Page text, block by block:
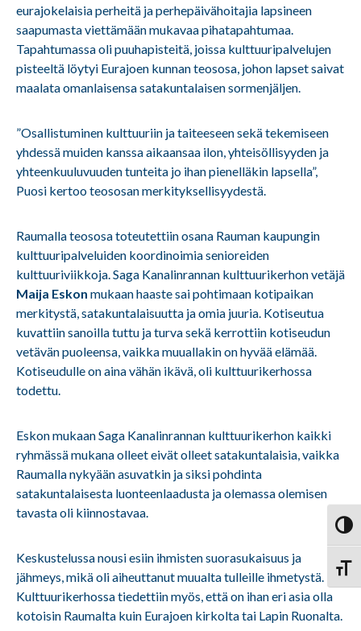
eurajokelaisia perheitä ja perhepäivähoitajia lapsineen
saapumasta viettämään mukavaa pihatapahtumaa.
Tapahtumassa oli puuhapisteitä, joissa kulttuuripalvelujen
pisteeltä löytyi Eurajoen kunnan teososa, johon lapset saivat
maalata omanlaisensa satakuntalaisen sormenjäljen.
”Osallistuminen kulttuuriin ja taiteeseen sekä tekemiseen
yhdessä muiden kanssa aikaansaa ilon, yhteisöllisyyden ja
yhteenkuuluvuuden tunteita jo ihan pienelläkin lapsella”,
Puosi kertoo teososan merkityksellisyydestä.
Raumalla teososa toteutettiin osana Rauman kaupungin
kulttuuripalveluiden koordinoimia senioreiden
kulttuuriviikkoja. Saga Kanalinrannan kulttuurikerhon vetäjä
Maija Eskon mukaan haaste sai pohtimaan kotipaikan
merkitystä, satakuntalaisuutta ja omia juuria. Kotiseutua
kuvattiin sanoilla tuttu ja turva sekä kerrottiin kotiseudun
vetävän puoleensa, vaikka muuallakin on hyvää elämää.
Kotiseudulle on aina vähän ikävä, oli kulttuurikerhossa
todettu.
Eskon mukaan Saga Kanalinrannan kulttuurikerhon kaikki
ryhmässä mukana olleet eivät olleet satakuntalaisia, vaikka
Raumalla nykyään asuvatkin ja siksi pohdinta
satakuntalaisesta luonteenlaadusta ja olemassa olemisen
tavasta oli kiinnostavaa.
Keskustelussa nousi esiin ihmisten suorasukaisuus ja
jähmeys, mikä oli aiheuttanut muualta tulleille ihmetystä.
Kulttuurikerhossa tiedettiin myös, että on ihan eri asia olla
kotoisin Raumalta kuin Eurajoen kirkolta tai Lapin Ruonalta.